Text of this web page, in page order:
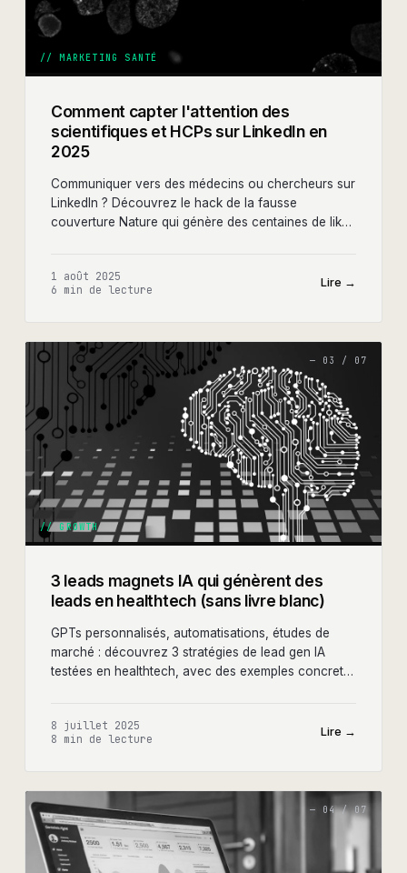
// MARKETING SANTÉ
Comment capter l'attention des
scientifiques et HCPs sur LinkedIn en
2025
Communiquer vers des médecins ou chercheurs sur
LinkedIn ? Découvrez le hack de la fausse
couverture Nature qui génère des centaines de likes
1 août 2025
6 min de lecture Lire →
// GROWTH
— 03 / 07
3 leads magnets IA qui génèrent des
leads en healthtech (sans livre blanc)
GPTs personnalisés, automatisations, études de
marché : découvrez 3 stratégies de lead gen IA
testées en healthtech, avec des exemples concrets
8 juillet 2025
8 min de lecture Lire →
— 04/07